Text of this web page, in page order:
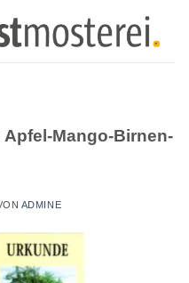
Mango-Birnen-
ADMINE